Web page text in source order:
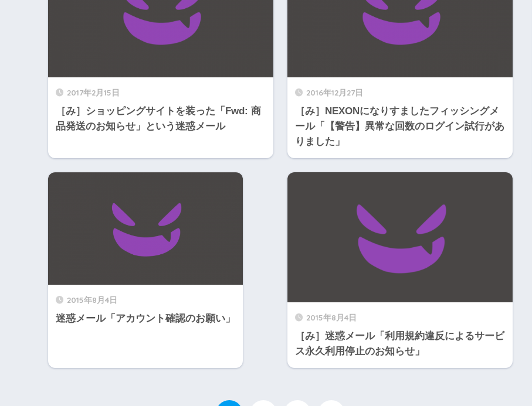
2017年2月15日
［み］ショッピングサイトを装った「Fwd: 商
品発送のお知らせ」という迷惑メール
2016年12月27日
［み］NEXONになりすましたフィッシングメ
ール「【警告】異常な回数のログイン試行があ
りました」
2015年8月4日
迷惑メール「アカウント確認のお願い」 2015年8月4日
［み］迷惑メール「利用規約違反によるサービ
ス永久利用停止のお知らせ」